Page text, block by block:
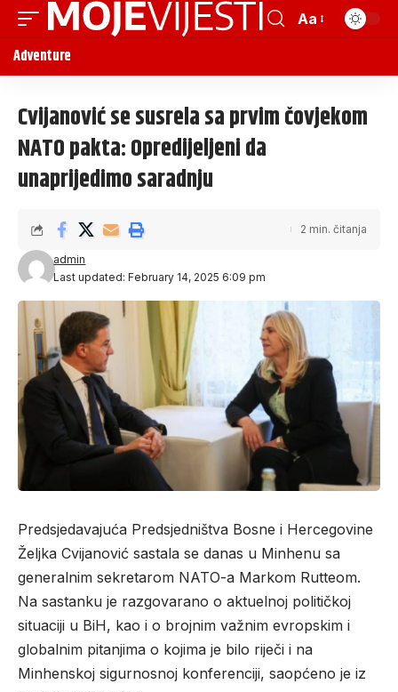
Aa
Adventure
Cvijanović se susrela sa prvim čovjekom
NATO pakta: Opredijeljeni da
unaprijedimo saradnju
Last updated: February 14, 2025 6:09 pm
admin
2 min. čitanja
Predsjedavajuća Predsjedništva Bosne i Hercegovine
Željka Cvijanović sastala se danas u Minhenu sa
generalnim sekretarom NATO-a Markom Rutteom.
Na sastanku je razgovarano o aktuelnoj političkoj
situaciji u BiH, kao i o brojnim važnim evropskim i
globalnim pitanjima o kojima je bilo riječi i na
Minhenskoj sigurnosnoj konferenciji, saopćeno je iz